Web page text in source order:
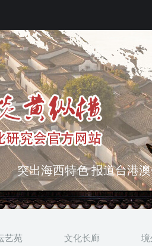
弘扬优秀文化 振奋民族
突出海西特色 报道台港
艺苑 文化长廊